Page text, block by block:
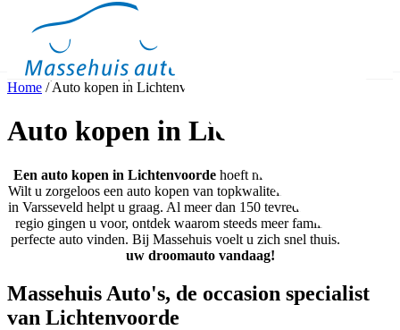
Occasions
Binnen kijken
Proefrit
Home / Auto kopen in Lichtenvoorde
Auto kopen in Lichtenvoorde
Een auto kopen in Lichtenvoorde hoeft niet ingewikkeld te zijn.
Wilt u zorgeloos een auto kopen van topkwaliteit? Massehuis Auto’s
in Varsseveld helpt u graag. Al meer dan 150 tevreden klanten uit de
regio gingen u voor, ontdek waarom steeds meer families hier hun
perfecte auto vinden. Bij Massehuis voelt u zich snel thuis.
uw droomauto vandaag!
Massehuis Auto's, de occasion specialist
van Lichtenvoorde